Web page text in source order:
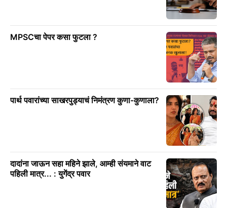
MPSCचा पेपर कसा फुटला ?
पार्थ पवारांच्या साखरपुड्याचं निमंत्रण कुणा-कुणाला?
दादांना जाऊन सहा महिने झाले, आम्ही संयमाने वाट
पहिली मात्र... : युगेंद्र पवार